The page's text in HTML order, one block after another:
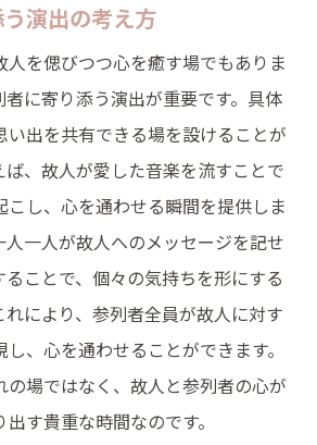
演出の考え方
を偲びつつ心を癒す場でもありま
に寄り添う演出が重要です。具体
い出を共有できる場を設けることが
、故人が愛した音楽を流すことで
こし、心を通わせる瞬間を提供しま
人一人が故人へのメッセージを記せ
ることで、個々の気持ちを形にする
れにより、参列者全員が故人に対す
、心を通わせることができます。
の場ではなく、故人と参列者の心が
す貴重な時間なのです。